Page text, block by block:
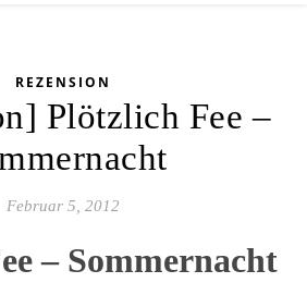
REZENSION
Plötzlich Fee –
Februar 5, 2012
– Sommernacht